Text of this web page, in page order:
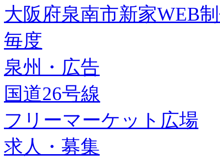
大阪府泉南市新家WEB
毎度
泉州・広告
国道26号線
フリーマーケット広場
求人・募集